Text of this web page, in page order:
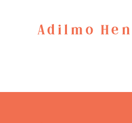
Adilmo